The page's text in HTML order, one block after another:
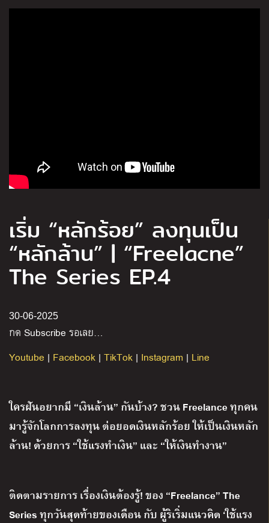
เริ่ม “หลักร้อย” ลงทุนเป็น
“หลักล้าน” | “Freelacne”
The Series EP.4
30-06-2025
กด Subscribe รอเลย…
Youtube | Facebook | TikTok | Instagram | Line
ใครฝันอยากมี “เงินล้าน” กันบ้าง? ชวน Freelance ทุกคน
มารู้จักโลกการลงทุน ต่อยอดเงินหลักร้อย ให้เป็นเงินหลัก
ล้าน! ด้วยการ “ใช้แรงทําเงิน” และ “ให้เงินทํางาน”
ติดตามรายการ เรื่องเงินต้องรู้!ของ “Freelance” The
Seriesทุกวันสุดท้ายของเดือน กับ ผู้ริเริ่มแนวคิด ‘ใช้แรง